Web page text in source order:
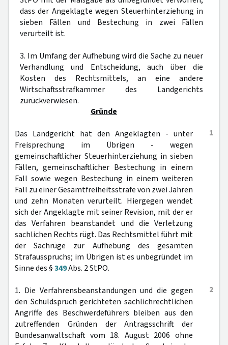
dass der Angeklagte wegen Steuerhinterziehung in
sieben Fällen und Bestechung in zwei Fällen
verurteilt ist.
3. Im Umfang der Aufhebung wird die Sache zu neuer
Verhandlung und Entscheidung, auch über die
Kosten des Rechtsmittels, an eine andere
Wirtschaftsstrafkammer des Landgerichts
zurückverwiesen.
Gründe
1
Das Landgericht hat den Angeklagten - unter
Freisprechung im Übrigen - wegen
gemeinschaftlicher Steuerhinterziehung in sieben
Fällen, gemeinschaftlicher Bestechung in einem
Fall sowie wegen Bestechung in einem weiteren
Fall zu einer Gesamtfreiheitsstrafe von zwei Jahren
und zehn Monaten verurteilt. Hiergegen wendet
sich der Angeklagte mit seiner Revision, mit der er
das Verfahren beanstandet und die Verletzung
sachlichen Rechts rügt. Das Rechtsmittel führt mit
der Sachrüge zur Aufhebung des gesamten
Strafausspruchs; im Übrigen ist es unbegründet im
Sinne des §349Abs. 2 StPO.
2
1. Die Verfahrensbeanstandungen und die gegen
den Schuldspruch gerichteten sachlichrechtlichen
Angriffe des Beschwerdeführers bleiben aus den
zutreffenden Gründen der Antragsschrift der
Bundesanwaltschaft vom 18. August 2006 ohne